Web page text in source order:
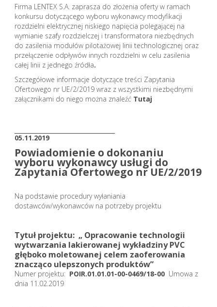
Firma LENTEX S.A. zaprasza do złożenia oferty w ramach
konkursu dotyczącego wyboru wykonawcy modyfikacji
rozdzielni elektrycznej niskiego napięcia polegającej na
wymianie szafy rozdzielczej i transformatora niezbędnych
do zasilenia modułów pilotażowej linii technologicznej oraz
przełączenie odpływów innych rozdzielni w celu zasilenia
całej linii z jednego źródła.
Szczegółowe informacje dotyczące treści Zapytania
Ofertowego nr UE/2/2019 wraz z wszystkimi niezbędnymi
załącznikami do niego można znaleźć Tutaj
05.11.2019
Powiadomienie o dokonaniu
wyboru wykonawcy usługi do
Zapytania Ofertowego nr UE/2/2019
Na podstawie procedury wyłaniania
dostawców/wykonawców na potrzeby projektu
Tytuł projektu: „ Opracowanie technologii
wytwarzania lakierowanej wykładziny PVC
głęboko moletowanej celem zaoferowania
znacząco ulepszonych produktów”
Numer projektu: POIR.01.01.01-00-0469/18-00 Umowa z
dnia 11.02.2019